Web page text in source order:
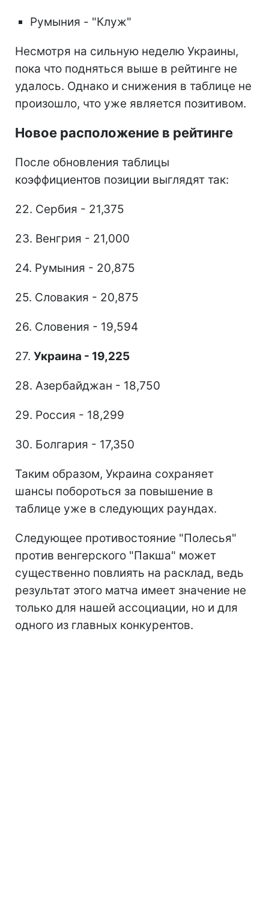
Румыния - "Клуж"
Несмотря на сильную неделю Украины,
пока что подняться выше в рейтинге не
удалось. Однако и снижения в таблице не
произошло, что уже является позитивом.
Новое расположение в рейтинге
После обновления таблицы
коэффициентов позиции выглядят так:
22. Сербия - 21,375
23. Венгрия - 21,000
24. Румыния - 20,875
25. Словакия - 20,875
26. Словения - 19,594
27. Украина - 19,225
28. Азербайджан - 18,750
29. Россия - 18,299
30. Болгария - 17,350
Таким образом, Украина сохраняет
шансы побороться за повышение в
таблице уже в следующих раундах.
Следующее противостояние "Полесья"
против венгерского "Пакша" может
существенно повлиять на расклад, ведь
результат этого матча имеет значение не
только для нашей ассоциации, но и для
одного из главных конкурентов.